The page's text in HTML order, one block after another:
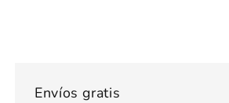
Envíos gratis